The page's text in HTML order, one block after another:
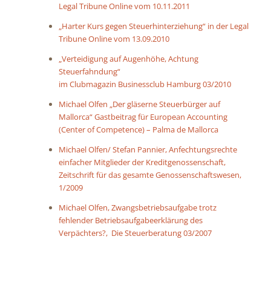
Legal Tribune Online vom 10.11.2011
„Harter Kurs gegen Steuerhinterziehung“ in der Legal
Tribune Online vom 13.09.2010
„Verteidigung auf Augenhöhe, Achtung
Steuerfahndung“
im Clubmagazin Businessclub Hamburg 03/2010
Michael Olfen „Der gläserne Steuerbürger auf
Mallorca“ Gastbeitrag für European Accounting
(Center of Competence) – Palma de Mallorca
Michael Olfen/ Stefan Pannier, Anfechtungsrechte
einfacher Mitglieder der Kreditgenossenschaft,
Zeitschrift für das gesamte Genossenschaftswesen,
1/2009
Michael Olfen, Zwangsbetriebsaufgabe trotz
fehlender Betriebsaufgabeerklärung des
Verpächters?, Die Steuerberatung 03/2007